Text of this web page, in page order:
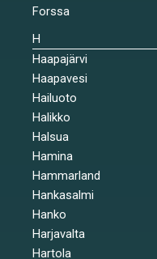
Forssa
H
Haapajärvi
Haapavesi
Hailuoto
Halikko
Halsua
Hamina
Hammarland
Hankasalmi
Hanko
Harjavalta
Hartola